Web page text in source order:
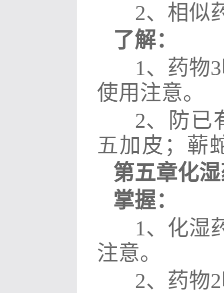
2、相似
了解：
1、药物3
使用注意。
2、防已
五加皮；蕲
第五章化
掌握：
1、化湿
注意。
2、药物2